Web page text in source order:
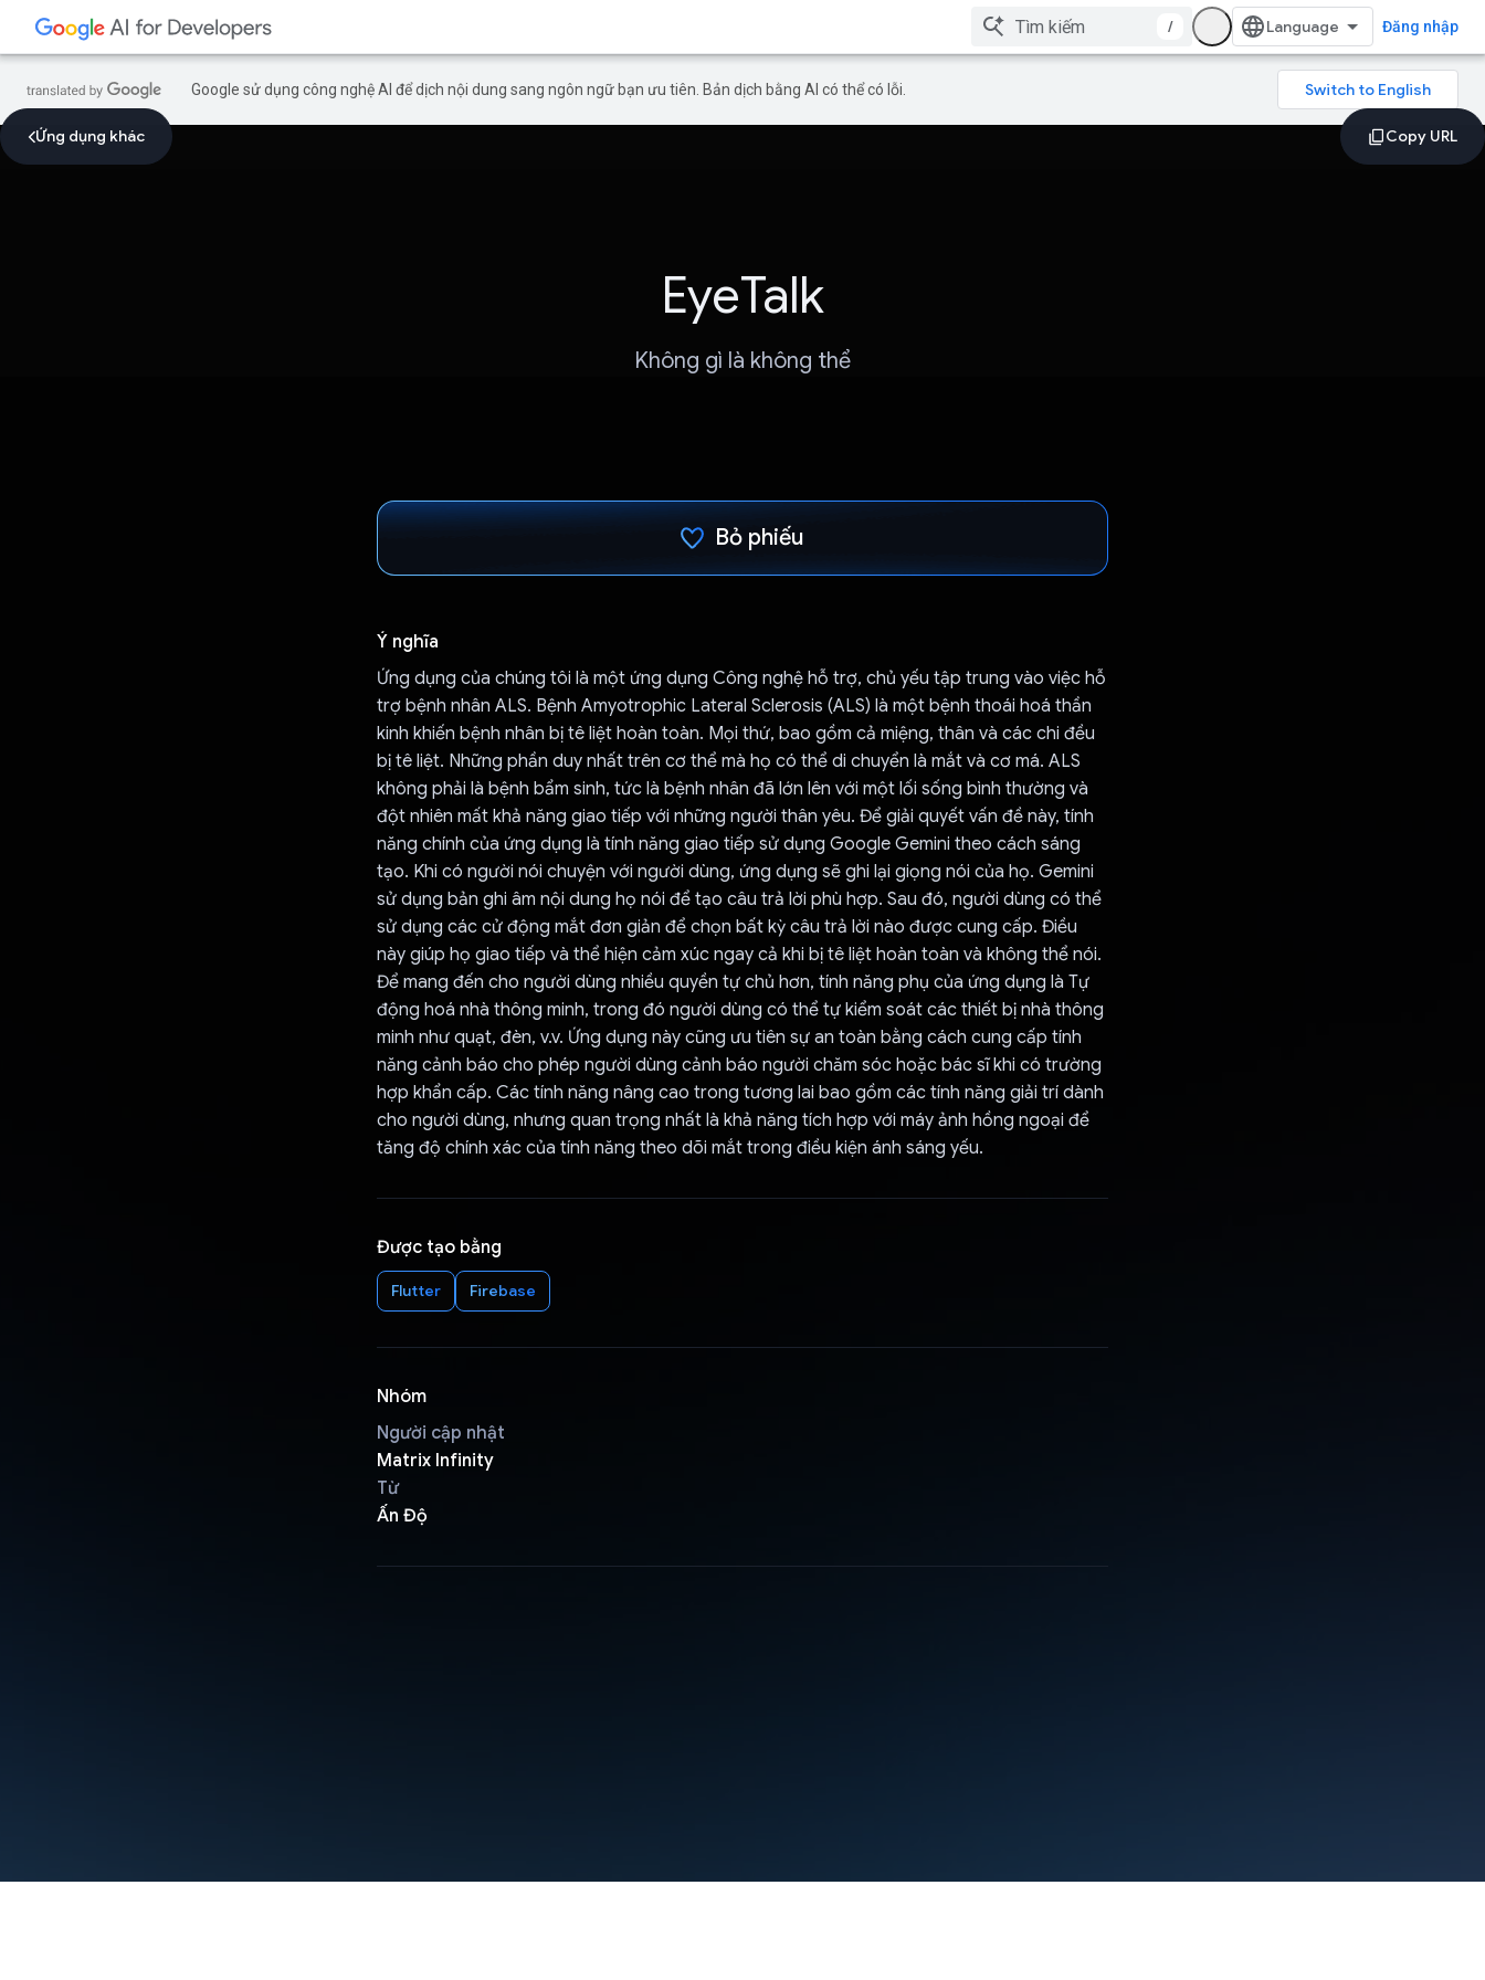
/ Đăng nhập
Google sử dụng công nghệ AI để dịch nội dung sang ngôn ngữ bạn ưu tiên. Bản dịch bằng AI có thể có lỗi.
Ứng dụng khác
EyeTalk
Không gì là không thể
Bỏ phiếu
Ý nghĩa
Ứng dụng của chúng tôi là một ứng dụng Công nghệ hỗ trợ, chủ yếu tập trung vào việc hỗ
trợ bệnh nhân ALS. Bệnh Amyotrophic Lateral Sclerosis (ALS) là một bệnh thoái hoá thần
kinh khiến bệnh nhân bị tê liệt hoàn toàn. Mọi thứ, bao gồm cả miệng, thân và các chi đều
bị tê liệt. Những phần duy nhất trên cơ thể mà họ có thể di chuyển là mắt và cơ má. ALS
không phải là bệnh bẩm sinh, tức là bệnh nhân đã lớn lên với một lối sống bình thường và
đột nhiên mất khả năng giao tiếp với những người thân yêu. Để giải quyết vấn đề này, tính
năng chính của ứng dụng là tính năng giao tiếp sử dụng Google Gemini theo cách sáng
tạo. Khi có người nói chuyện với người dùng, ứng dụng sẽ ghi lại giọng nói của họ. Gemini
sử dụng bản ghi âm nội dung họ nói để tạo câu trả lời phù hợp. Sau đó, người dùng có thể
sử dụng các cử động mắt đơn giản để chọn bất kỳ câu trả lời nào được cung cấp. Điều
này giúp họ giao tiếp và thể hiện cảm xúc ngay cả khi bị tê liệt hoàn toàn và không thể nói.
Để mang đến cho người dùng nhiều quyền tự chủ hơn, tính năng phụ của ứng dụng là Tự
động hoá nhà thông minh, trong đó người dùng có thể tự kiểm soát các thiết bị nhà thông
minh như quạt, đèn, v.v. Ứng dụng này cũng ưu tiên sự an toàn bằng cách cung cấp tính
năng cảnh báo cho phép người dùng cảnh báo người chăm sóc hoặc bác sĩ khi có trường
hợp khẩn cấp. Các tính năng nâng cao trong tương lai bao gồm các tính năng giải trí dành
cho người dùng, nhưng quan trọng nhất là khả năng tích hợp với máy ảnh hồng ngoại để
tăng độ chính xác của tính năng theo dõi mắt trong điều kiện ánh sáng yếu.
Được tạo bằng
Flutter Firebase
Nhóm
Người cập nhật
Matrix Infinity
Từ
Ấn Độ